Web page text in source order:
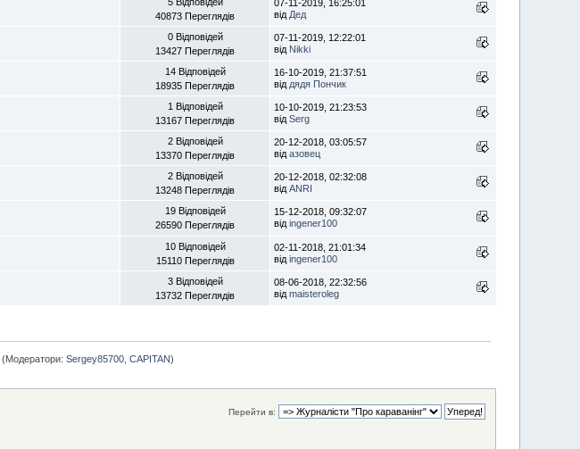
40873 Переглядів
07-11-2019, 16:25:01
від Дед
0 Відповідей
13427 Переглядів
07-11-2019, 12:22:01
від Nikki
14 Відповідей
18935 Переглядів
16-10-2019, 21:37:51
від дядя Пончик
1 Відповідей
13167 Переглядів
10-10-2019, 21:23:53
відSerg
2 Відповідей
13370 Переглядів
20-12-2018, 03:05:57
відазовец
2 Відповідей
13248 Переглядів
20-12-2018, 02:32:08
відANRI
19 Відповідей
26590 Переглядів
15-12-2018, 09:32:07
відingener100
10 Відповідей
15110 Переглядів
02-11-2018, 21:01:34
відingener100
3 Відповідей
13732 Переглядів
08-06-2018, 22:32:56
відmaisteroleg
(Модератори:Sergey85700 ,CAPITAN)
Перейти в: